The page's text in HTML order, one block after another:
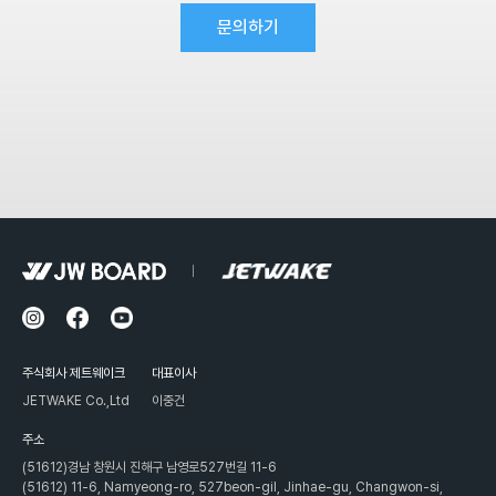
문의하기
주식회사 제트웨이크
JETWAKE Co.,Ltd
대표이사
이중건
주소
(51612)경남 창원시 진해구 남영로527번길 11-6
(51612) 11-6, Namyeong-ro, 527beon-gil, Jinhae-gu, Changwon-si,